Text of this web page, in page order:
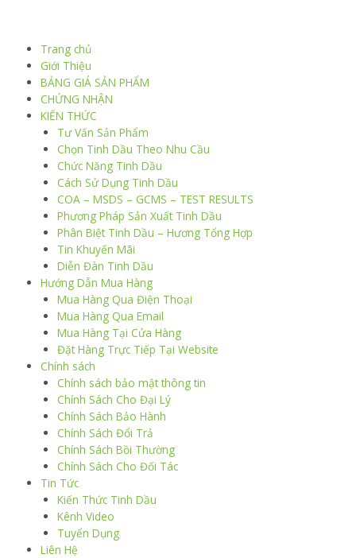
Trang chủ
Giới Thiệu
BẢNG GIÁ SẢN PHẨM
CHỨNG NHẬN
KIẾN THỨC
Tư Vấn Sản Phẩm
Chọn Tinh Dầu Theo Nhu Cầu
Chức Năng Tinh Dầu
Cách Sử Dụng Tinh Dầu
COA – MSDS – GCMS – TEST RESULTS
Phương Pháp Sản Xuất Tinh Dầu
Phân Biệt Tinh Dầu – Hương Tổng Hợp
Tin Khuyến Mãi
Diễn Đàn Tinh Dầu
Hướng Dẫn Mua Hàng
Mua Hàng Qua Điện Thoại
Mua Hàng Qua Email
Mua Hàng Tại Cửa Hàng
Đặt Hàng Trực Tiếp Tại Website
Chính sách
Chính sách bảo mật thông tin
Chính Sách Cho Đại Lý
Chính Sách Bảo Hành
Chính Sách Đổi Trả
Chính Sách Bồi Thường
Chính Sách Cho Đối Tác
Tin Tức
Kiến Thức Tinh Dầu
Kênh Video
Tuyển Dụng
Liên Hệ